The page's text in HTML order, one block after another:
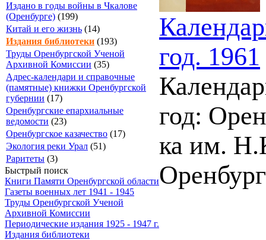
Издано в годы войны в Чкалове
(Оренбурге) (199)
Китай и его жизнь (14)
Издания библиотеки (193)
Труды Оренбургской Ученой
Архивной Комиссии (35)
Адрес-календари и справочные
(памятные) книжки Оренбургской
губернии (17)
Оренбургские епархиальные
ведомости (23)
Оренбургское казачество (17)
Экология реки Урал (51)
Раритеты (3)
Быстрый поиск
Книги Памяти Оренбургской области
Газеты военных лет 1941 - 1945
Труды Оренбургской Ученой
Архивной Комиссии
Периодические издания 1925 - 1947 г.
Издания библиотеки
год. 1961
год:
ка им.